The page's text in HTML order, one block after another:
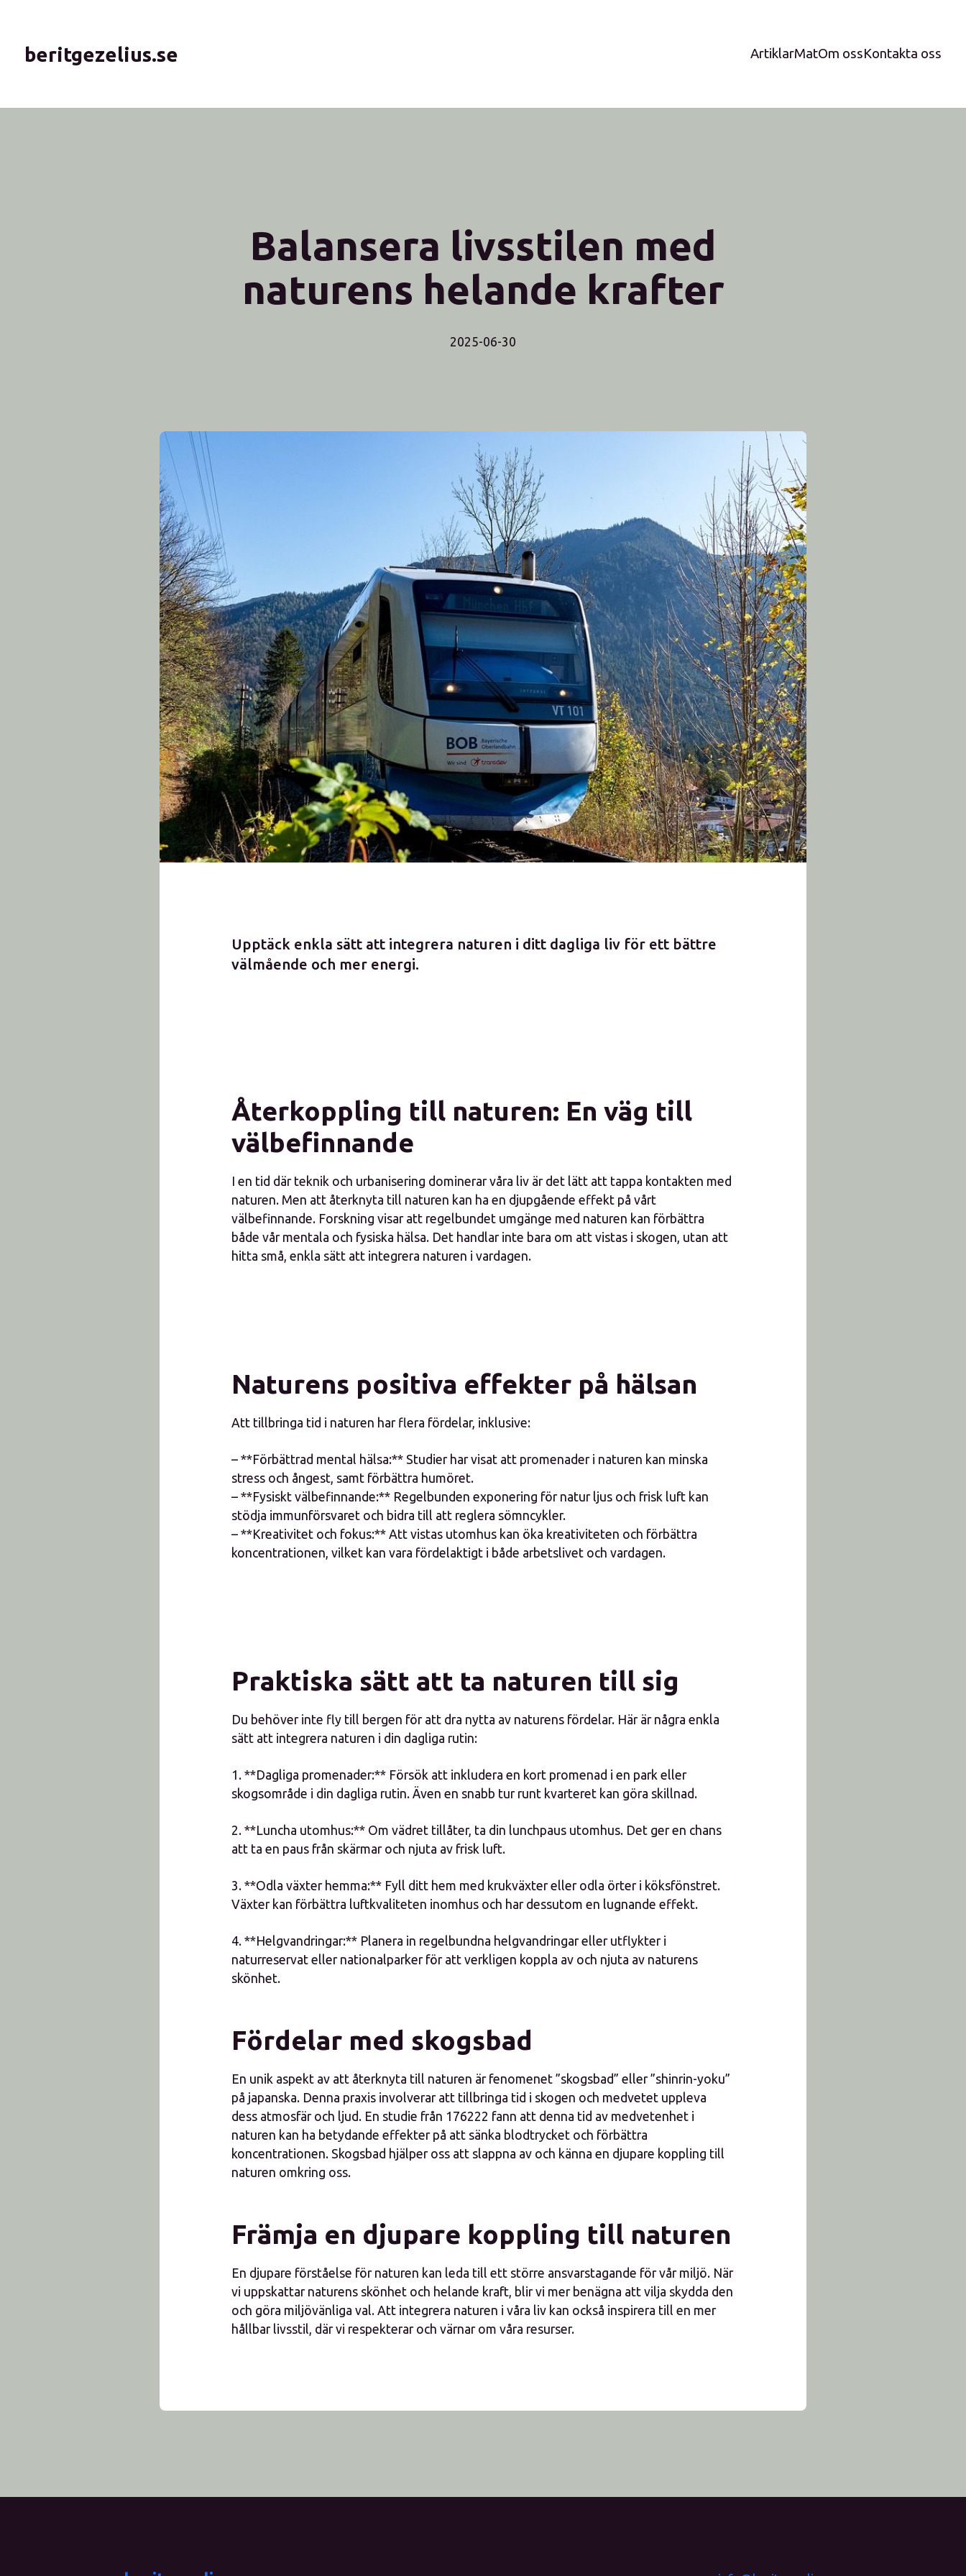
beritgezelius.se ArtiklarMatOm ossKontakta oss
Balansera livsstilen med
naturens helande krafter
2025-06-30
Upptäck enkla sätt att integrera naturen i ditt dagliga liv för ett bättre
välmående och mer energi.
Återkoppling till naturen: En väg till
välbefinnande
I en tid där teknik och urbanisering dominerar våra liv är det lätt att tappa kontakten med
naturen. Men att återknyta till naturen kan ha en djupgående effekt på vårt
välbefinnande. Forskning visar att regelbundet umgänge med naturen kan förbättra
både vår mentala och fysiska hälsa. Det handlar inte bara om att vistas i skogen, utan att
hitta små, enkla sätt att integrera naturen i vardagen.
Naturens positiva effekter på hälsan
Att tillbringa tid i naturen har flera fördelar, inklusive:
– **Förbättrad mental hälsa:** Studier har visat att promenader i naturen kan minska
stress och ångest, samt förbättra humöret.
– **Fysiskt välbefinnande:** Regelbunden exponering för natur ljus och frisk luft kan
stödja immunförsvaret och bidra till att reglera sömncykler.
– **Kreativitet och fokus:** Att vistas utomhus kan öka kreativiteten och förbättra
koncentrationen, vilket kan vara fördelaktigt i både arbetslivet och vardagen.
Praktiska sätt att ta naturen till sig
Du behöver inte fly till bergen för att dra nytta av naturens fördelar. Här är några enkla
sätt att integrera naturen i din dagliga rutin:
1. **Dagliga promenader:** Försök att inkludera en kort promenad i en park eller
skogsområde i din dagliga rutin. Även en snabb tur runt kvarteret kan göra skillnad.
2. **Luncha utomhus:** Om vädret tillåter, ta din lunchpaus utomhus. Det ger en chans
att ta en paus från skärmar och njuta av frisk luft.
3. **Odla växter hemma:** Fyll ditt hem med krukväxter eller odla örter i köksfönstret.
Växter kan förbättra luftkvaliteten inomhus och har dessutom en lugnande effekt.
4. **Helgvandringar:** Planera in regelbundna helgvandringar eller utflykter i
naturreservat eller nationalparker för att verkligen koppla av och njuta av naturens
skönhet.
Fördelar med skogsbad
En unik aspekt av att återknyta till naturen är fenomenet ”skogsbad” eller ”shinrin-yoku”
på japanska. Denna praxis involverar att tillbringa tid i skogen och medvetet uppleva
dess atmosfär och ljud. En studie från 176222 fann att denna tid av medvetenhet i
naturen kan ha betydande effekter på att sänka blodtrycket och förbättra
koncentrationen. Skogsbad hjälper oss att slappna av och känna en djupare koppling till
naturen omkring oss.
Främja en djupare koppling till naturen
En djupare förståelse för naturen kan leda till ett större ansvarstagande för vår miljö. När
vi uppskattar naturens skönhet och helande kraft, blir vi mer benägna att vilja skydda den
och göra miljövänliga val. Att integrera naturen i våra liv kan också inspirera till en mer
hållbar livsstil, där vi respekterar och värnar om våra resurser.